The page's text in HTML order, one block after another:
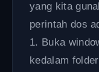
yang kita
perintah dos
1. Buka
kedalam